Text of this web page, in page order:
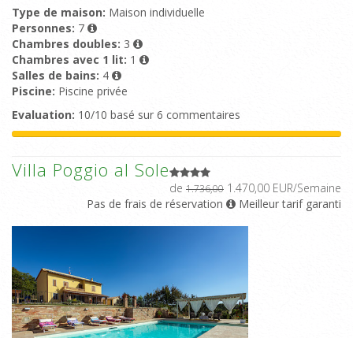
Type de maison: Maison individuelle
Personnes: 7
Chambres doubles: 3
Chambres avec 1 lit: 1
Salles de bains: 4
Piscine: Piscine privée
Evaluation: 10/10 basé sur 6 commentaires
Villa Poggio al Sole
de 1.736,00 1.470,00 EUR/Semaine
Pas de frais de réservation
Meilleur tarif garanti